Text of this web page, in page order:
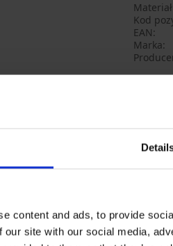
content and ads, to provide
our site with our social media,
Materiał
Kod
EAN
Marka
Może Ci się